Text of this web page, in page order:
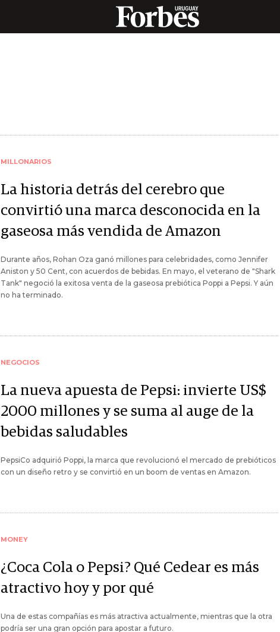
MILLONARIOS
La historia detrás del cerebro que
convirtió una marca desconocida en la
gaseosa más vendida de Amazon
Durante años, Rohan Oza ganó millones para celebridades, como Jennifer
Aniston y 50 Cent, con acuerdos de bebidas. En mayo, el veterano de "Shark
Tank" negoció la exitosa venta de la gaseosa prebiótica Poppi a Pepsi. Y aún
no ha terminado.
NEGOCIOS
La nueva apuesta de Pepsi: invierte US$
2000 millones y se suma al auge de la
bebidas saludables
PepsiCo adquirió Poppi, la marca que revolucionó el mercado de prebióticos
con un diseño retro y se convirtió en un boom de ventas en Amazon.
MONEY
¿Coca Cola o Pepsi? Qué Cedear es más
atractivo hoy y por qué
Una de estas compañías es más atractiva actualmente, mientras que la otra
podría ser una gran opción para apostar a futuro.